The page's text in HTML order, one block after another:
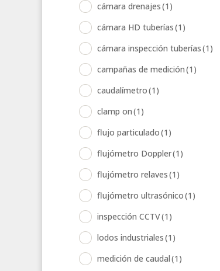
cámara drenajes(1)
cámara HD tuberías(1)
cámara inspección tuberías(1)
campañas de medición(1)
caudalímetro(1)
clamp on(1)
flujo particulado(1)
flujómetro Doppler(1)
flujómetro relaves(1)
flujómetro ultrasónico(1)
inspección CCTV(1)
lodos industriales(1)
medición de caudal(1)